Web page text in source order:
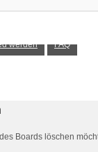
werden FAQ
Boards löschen